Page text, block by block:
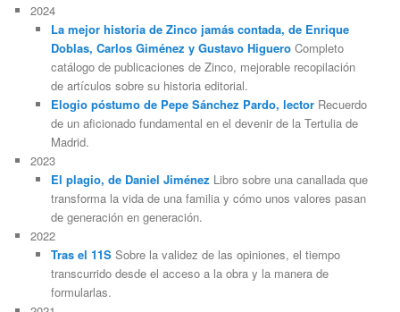
2024
La mejor historia de Zinco jamás contada, de Enrique
Doblas, Carlos Giménez y Gustavo HigueroCompleto
catálogo de publicaciones de Zinco, mejorable recopilación
de artículos sobre su historia editorial.
Elogio póstumo de Pepe Sánchez Pardo, lectorRecuerdo
de un aficionado fundamental en el devenir de la Tertulia de
Madrid.
2023
El plagio, de Daniel Jiménez Libro sobre una canallada que
transforma la vida de una familia y cómo unos valores pasan
de generación en generación.
2022
Tras el 11SSobre la validez de las opiniones, el tiempo
transcurrido desde el acceso a la obra y la manera de
formularlas.